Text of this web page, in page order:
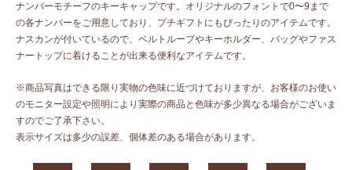
ナンバーモチーフのキーキャップです。オリジナルのフォントで0〜9まで
の各ナンバーをご用意しており、プチギフトにもぴったりのアイテムです。
ナスカンが付いているので、ベルトループやキーホルダー、バッグやファス
ナートップに着けることが出来る便利なアイテムです。
※商品写真はできる限り実物の色味に近づけておりますが、お客様のお使い
のモニター設定や照明により実際の商品と色味が多少異なる場合がございま
すのでご了承下さい。
表示サイズは多少の誤差、個体差のある場合があります。